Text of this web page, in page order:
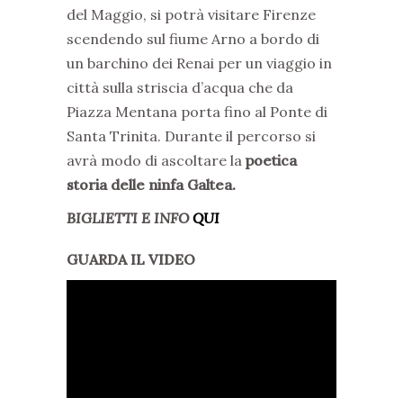
del Maggio, si potrà visitare Firenze
scendendo sul fiume Arno a bordo di
un barchino dei Renai per un viaggio in
città sulla striscia d’acqua che da
Piazza Mentana porta fino al Ponte di
Santa Trinita. Durante il percorso si
avrà modo di ascoltare la poetica
storia delle ninfa Galtea.
BIGLIETTI E INFOQUI
GUARDA IL VIDEO